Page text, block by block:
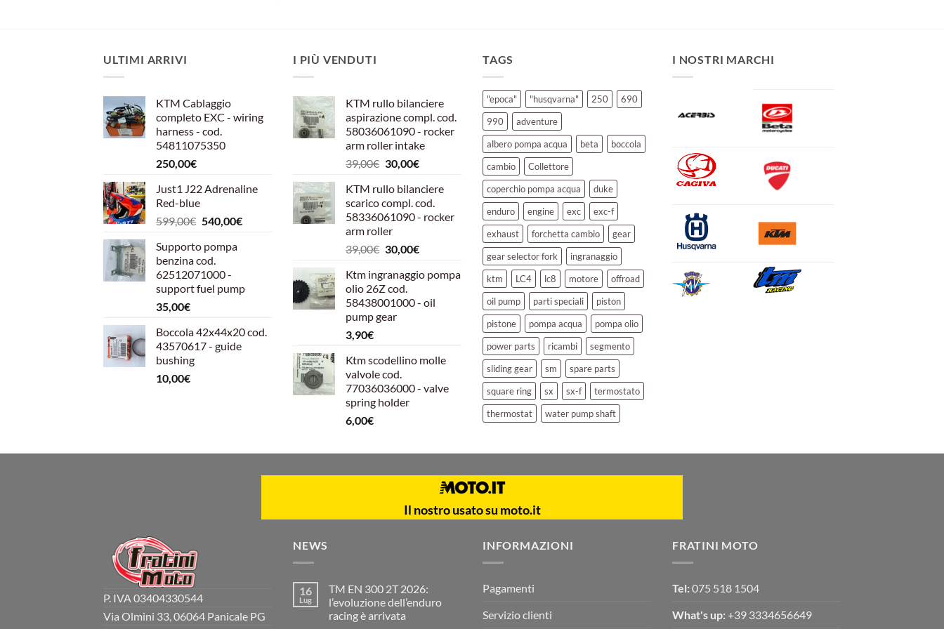
ULTIMI ARRIVI
KTM Cablaggio
completo EXC - wiring
harness - cod.
54811075350
250,00€
Just1 J22 Adrenaline
Red-blue
599,00€ Il
originale
era:
599,00€.
540,00€Il
Supporto pompa
benzina cod.
62512071000 -
support fuel pump
35,00€
Boccola 42x44x20 cod.
43570617 - guide
bushing
10,00€
I PIÙ VENDUTI
KTM rullo bilanciere
aspirazione compl. cod.
58036061090 - rocker
arm roller intake
39,00€ Il
originale
era:
39,00€.
30,00€Il
attuale
è:
30,00€.
KTM rullo bilanciere
scarico compl. cod.
58336061090 - rocker
arm roller
39,00€ Il
originale
era:
39,00€.
30,00€Il
attuale
30,00€.
Ktm ingranaggio pompa
olio 26Z cod.
58438001000 - oil
pump gear
3,90€
Ktm scodellino molle
valvole cod.
77036036000 - valve
spring holder
6,00€
TAGS
"epoca" "husqvarna" 250
690
990
adventure
albero pompa acqua
beta
boccola
cambio
Collettore
coperchio pompa acqua
duke
enduro
engine exc
exc-f
exhaust
forchetta cambio
gear
gear selector fork
ingranaggio
ktm
LC4 lc8 motore
offroad
oil pump
parti speciali
piston
pistone
pompa acqua
pompa olio
power parts
ricambi
segmento
sliding gear
sm
spare parts
square ring
sx sx-f
termostato
thermostat
water pump shaft
I NOSTRI MARCHI
Il nostro usato su moto.it
P. IVA 03404330544
Via Olmini 33, 06064 Panicale PG
NEWS
16
Lug
TM EN 300 2T 2026:
l’evoluzione dell’enduro
racing è arrivata
INFORMAZIONI
Pagamenti
Servizio clienti
FRATINI MOTO
Tel: 075 518 1504
What's up: +39 3334656649